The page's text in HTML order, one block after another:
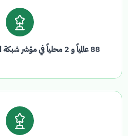
88 عالمياً و 2 محلياً في مؤشر شبكة البحث الدولية 2026